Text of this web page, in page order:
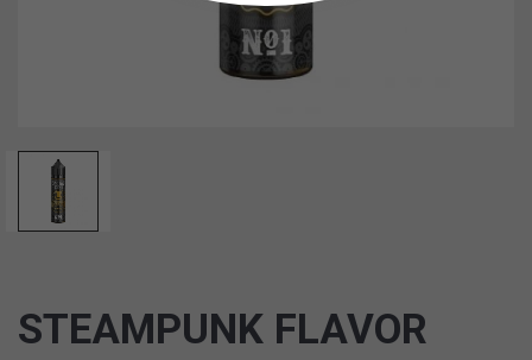
STEAMPUNK FLAVOR